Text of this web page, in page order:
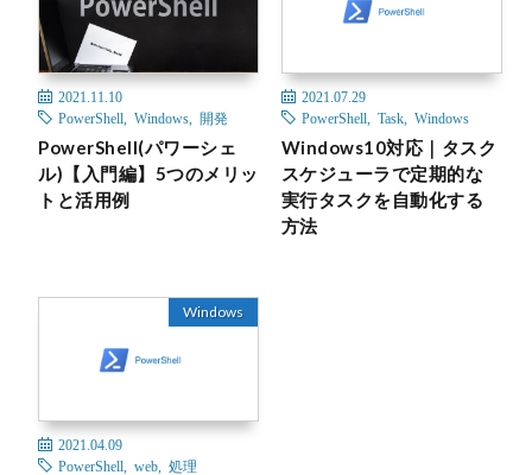
2021.11.10
PowerShell ,Windows ,開発
PowerShell(パワーシェ
ル)【入門編】5つのメリッ
トと活用例
2021.07.29
PowerShell, Task, Windows
Windows10対応｜タスク
スケジューラで定期的な
実行タスクを自動化する
方法
Windows
2021.04.09
PowerShell ,web ,処理